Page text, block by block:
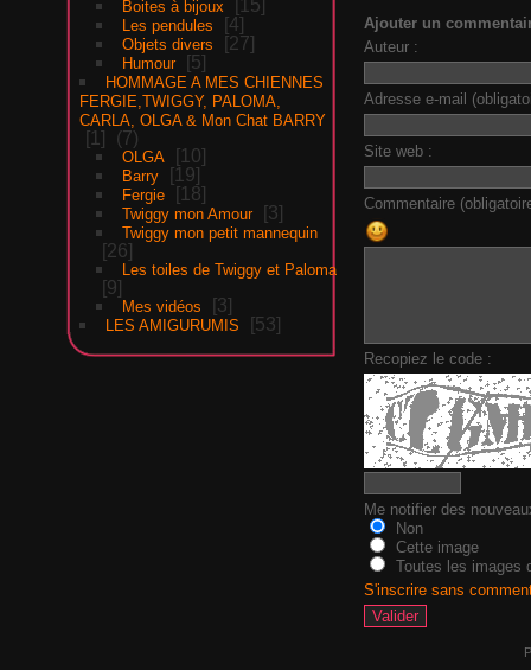
Boites à bijoux 15
Les pendules 4
Objets divers 27
Humour 5
HOMMAGE A MES CHIENNES
FERGIE,TWIGGY, PALOMA,
CARLA, OLGA & Mon Chat BARRY
1 7
OLGA 10
Barry 19
Fergie 18
Twiggy mon Amour 3
Twiggy mon petit mannequin
26
Les toiles de Twiggy et Paloma
9
Mes vidéos 3
LES AMIGURUMIS 53
Ajouter un
Auteur :
Adresse e-mail
Site web :
Commentaire
Recopiez le code :
Me notifier des
Non
Cette image
Toutes les images
S'inscrire sans